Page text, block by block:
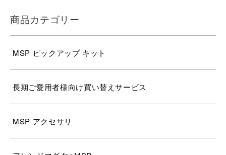
商品カテゴリー
MSP ピックアップ キット
長期ご愛用者様向け買い替えサービス
MSP アクセサリ